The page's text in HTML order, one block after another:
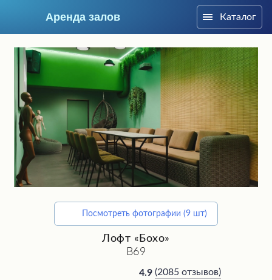
Аренда залов
Подберите мне зал
Каталог
Посмотреть фотографии (9 шт)
Лофт «Бохо»
В69
4.9 (2085 отзывов)